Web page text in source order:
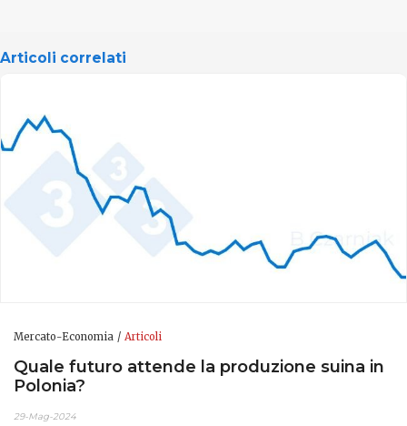
Articoli correlati
Mercato-Economia Articoli
Quale futuro attende la produzione suina in
Polonia?
29-Mag-2024